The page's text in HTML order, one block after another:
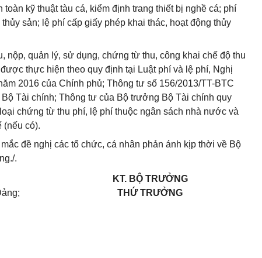
kỹ thuật tàu cá, kiểm định trang thiết bị nghề cá; phí
sản; lệ phí cấp giấy phép khai thác, hoạt động thủy
nộp, quản lý, sử dụng, chứng từ thu, công khai chế độ thu
thực hiện theo quy định tại Luật phí và lệ phí, Nghị
2016 của Chính phủ; Thông tư số 156/2013/TT-BTC
Tài chính; Thông tư của Bộ trưởng Bộ Tài chính quy
chứng từ thu phí, lệ phí thuộc ngân sách nhà nước và
(nếu có).
đề nghị các tổ chức, cá nhân phản ánh kịp thời về Bộ
.
KT. BỘ TRƯỞNG
THỨ TRƯỞNG